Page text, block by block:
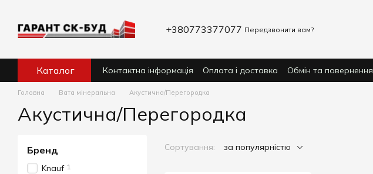
+380773377077 Передзвонити вам?
Каталог Контактна інформація Оплата і доставка Обмін та повернення
Головна Вата мінеральна Акустична/Перегородка
Акустична/Перегородка
Сортування: за популярністю
Бренд
Knauf 1